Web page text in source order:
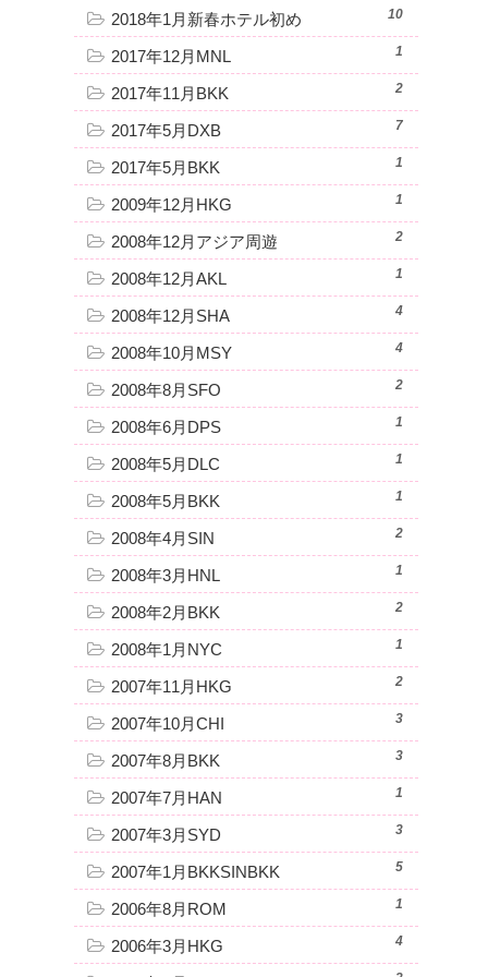
2018年1月新春ホテル初め 10
2017年12月MNL 1
2017年11月BKK 2
2017年5月DXB 7
2017年5月BKK 1
2009年12月HKG 1
2008年12月アジア周遊 2
2008年12月AKL 1
2008年12月SHA 4
2008年10月MSY 4
2008年8月SFO 2
2008年6月DPS 1
2008年5月DLC 1
2008年5月BKK 1
2008年4月SIN 2
2008年3月HNL 1
2008年2月BKK 2
2008年1月NYC 1
2007年11月HKG 2
2007年10月CHI 3
2007年8月BKK 3
2007年7月HAN 1
2007年3月SYD 3
2007年1月BKKSINBKK 5
2006年8月ROM 1
2006年3月HKG 4